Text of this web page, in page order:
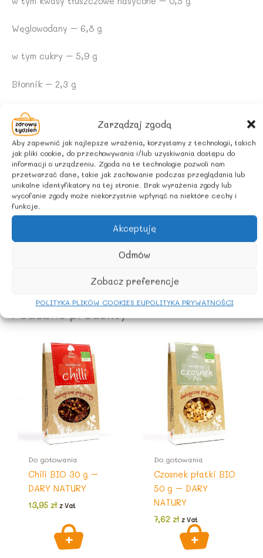
Zarządzaj zgodą
Aby zapewnić jak najlepsze wrażenia, korzystamy z technologii, takich
jak pliki cookie, do przechowywania i/lub uzyskiwania dostępu do
informacji o urządzeniu. Zgoda na te technologie pozwoli nam
przetwarzać dane, takie jak zachowanie podczas przeglądania lub
unikalne identyfikatory na tej stronie. Brak wyrażenia zgody lub
wycofanie zgody może niekorzystnie wpłynąć na niektóre cechy i
funkcje.
Akceptuję
Odmów
Zobacz preferencje
POLITYKA PLIKÓW COOKIES EUPOLITYKA PRYWATNOŚCI
Węglowodany – 6,8 g
w tym cukry – 5,9 g
Błonnik – 2,3 g
Białko – 1,5 g
Sól – 1,3 g
ZALECANE WARUNKI PRZECHOWYWANIA
Po otwarciu przechowywać w lodówce i spożyć w ciągu
3-4 dni.
POCHODZENIE SKŁADNIKÓW:
Podobne produkty
Do gotowania
Chili BIO 30 g –
DARY NATURY
13,95 zł z Vat
Do gotowania
Czosnek płatki BIO
50 g – DARY
NATURY
7,62 zł z Vat